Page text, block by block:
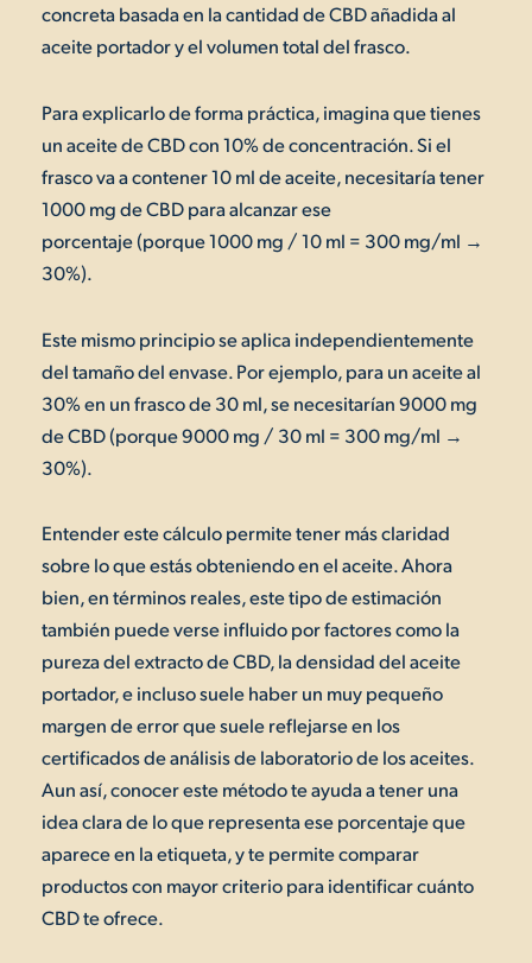
concreta basada en la cantidad de CBD añadida al
aceite portador y el volumen total del frasco.
Para explicarlo de forma práctica, imagina que tienes
un aceite de CBD con 10% de concentración. Si el
frasco va a contener 10 ml de aceite, necesitaría tener
1000 mg de CBD para alcanzar ese
porcentaje (porque 1000 mg / 10 ml = 300 mg/ml →
30%).
Este mismo principio se aplica independientemente
del tamaño del envase. Por ejemplo, para un aceite al
30% en un frasco de 30 ml, se necesitarían 9000 mg
de CBD (porque 9000 mg / 30 ml = 300 mg/ml →
30%).
Entender este cálculo permite tener más claridad
sobre lo que estás obteniendo en el aceite. Ahora
bien, en términos reales, este tipo de estimación
también puede verse influido por factores como la
pureza del extracto de CBD, la densidad del aceite
portador, e incluso suele haber un muy pequeño
margen de error que suele reflejarse en los
certificados de análisis de laboratorio de los aceites.
Aun así, conocer este método te ayuda a tener una
idea clara de lo que representa ese porcentaje que
aparece en la etiqueta, y te permite comparar
productos con mayor criterio para identificar cuánto
CBD te ofrece.